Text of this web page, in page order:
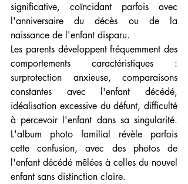
significative, coïncidant parfois avec
l'anniversaire du décès ou de la
naissance de l'enfant disparu.
Les parents développent fréquemment des
comportements caractéristiques :
surprotection anxieuse, comparaisons
constantes avec l'enfant décédé,
idéalisation excessive du défunt, difficulté
à percevoir l'enfant dans sa singularité.
L'album photo familial révèle parfois
cette confusion, avec des photos de
l'enfant décédé mêlées à celles du nouvel
enfant sans distinction claire.